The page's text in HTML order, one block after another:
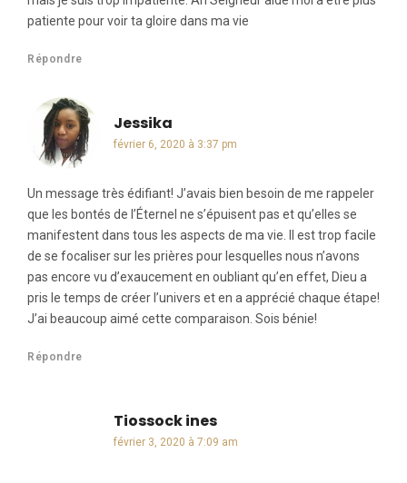
patiente pour voir ta gloire dans ma vie
Répondre
Jessika
février 6, 2020 à 3:37 pm
Un message très édifiant! J’avais bien besoin de me rappeler
que les bontés de l’Éternel ne s’épuisent pas et qu’elles se
manifestent dans tous les aspects de ma vie. Il est trop facile
de se focaliser sur les prières pour lesquelles nous n’avons
pas encore vu d’exaucement en oubliant qu’en effet, Dieu a
pris le temps de créer l’univers et en a apprécié chaque étape!
J’ai beaucoup aimé cette comparaison. Sois bénie!
Répondre
Tiossock inesdit :
février 3, 2020 à 7:09 am